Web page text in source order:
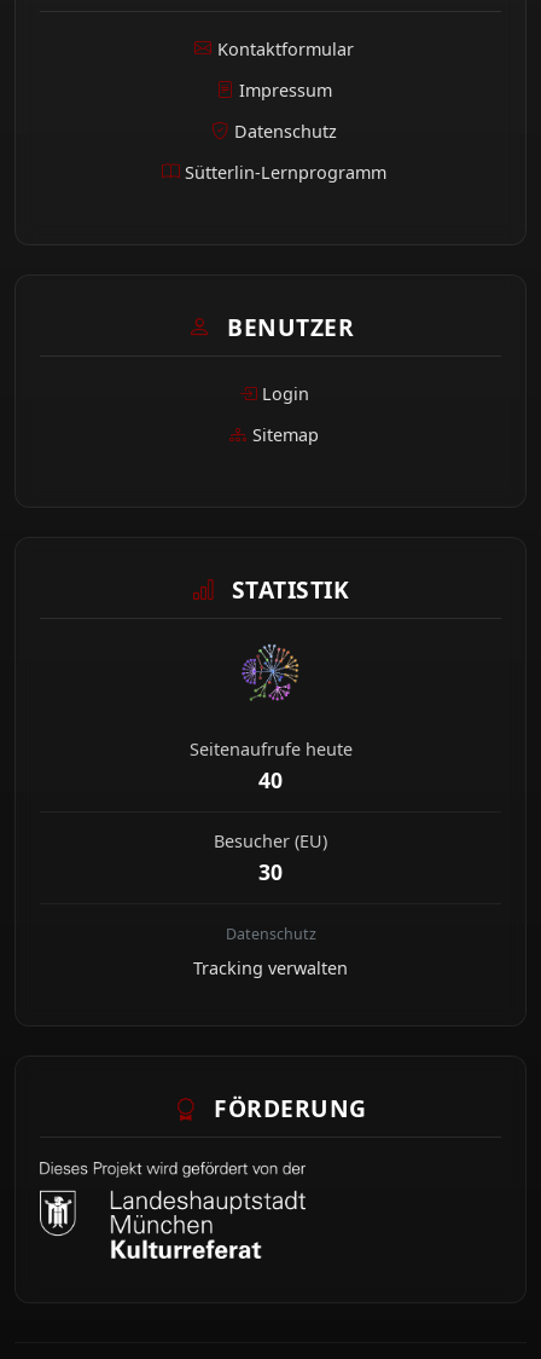
Kontaktformular
Impressum
Datenschutz
Sütterlin-Lernprogramm
BENUTZER
Login
Sitemap
STATISTIK
Seitenaufrufe heute
40
Besucher (EU)
30
Datenschutz
Tracking verwalten
FÖRDERUNG